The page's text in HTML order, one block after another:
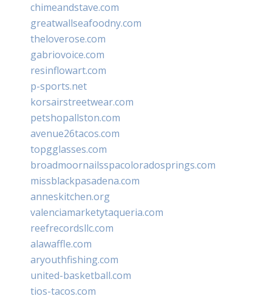
chimeandstave.com
greatwallseafoodny.com
theloverose.com
gabriovoice.com
resinflowart.com
p-sports.net
korsairstreetwear.com
petshopallston.com
avenue26tacos.com
topgglasses.com
broadmoornailsspacoloradosprings.com
missblackpasadena.com
anneskitchen.org
valenciamarketytaqueria.com
reefrecordsllc.com
alawaffle.com
aryouthfishing.com
united-basketball.com
tios-tacos.com